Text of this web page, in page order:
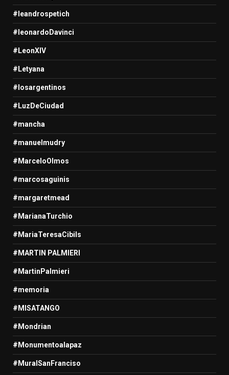
#leandrospetich
#leonardoDavinci
#LeonXIV
#Letyana
#losargentinos
#LuzDeCiudad
#mancha
#manuelmudry
#MarceloOlmos
#marcosaguinis
#margaretmead
#MarianaTurchio
#MariaTeresaCibils
#MARTIN PALMIERI
#MartinPalmieri
#memoria
#MISATANGO
#Mondrian
#Monumentoalapaz
#MuralSanFranciso